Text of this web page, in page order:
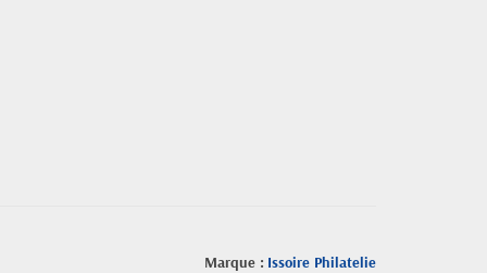
Marque : Issoire Philatelie